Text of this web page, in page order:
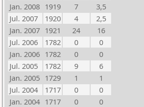
Jan. 2008 1919 7
3,5
Jul. 2007
1920 4
2,5
Jan. 2007 1921 24
16
Jul. 2006
1782 0
0
Jan. 2006 1782 0
0
Jul. 2005
1782 9
6
Jan. 2005 1729 1
1
Jul. 2004
1717 0
0
Jan. 2004 1717 0
0